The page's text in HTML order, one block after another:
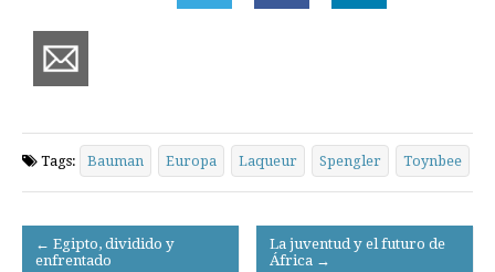
Tags: Bauman Europa Laqueur Spengler Toynbee
Post
← Egipto, dividido y
enfrentado
La juventud y el futuro de
África →